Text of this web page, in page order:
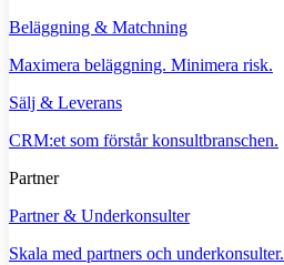
Beläggning & Matchning
Maximera beläggning. Minimera risk.
Sälj & Leverans
CRM:et som förstår konsultbranschen.
Partner
Partner & Underkonsulter
Skala med partners och underkonsulter.